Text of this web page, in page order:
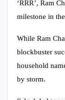
‘RRR’, Ram
milestone in
While Ram
blockbuster
household
by storm.